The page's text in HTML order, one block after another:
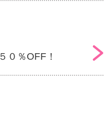
０％OFF！